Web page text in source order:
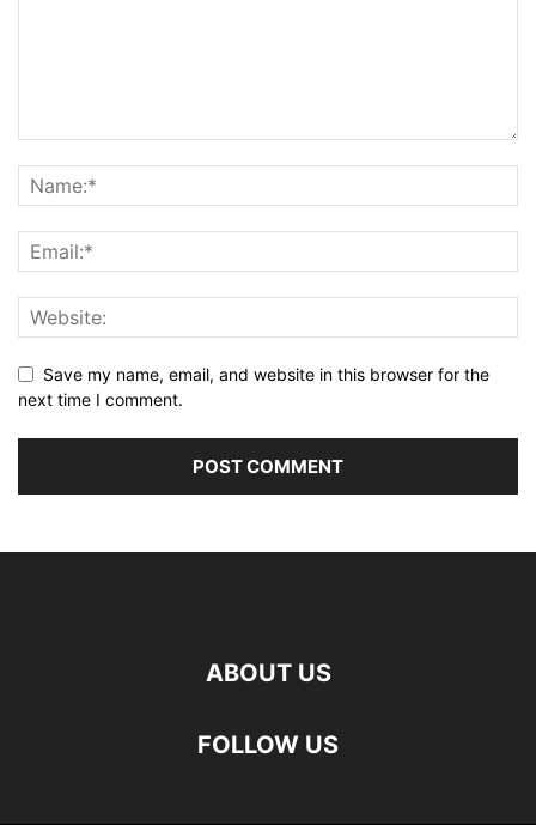
Save my name, email, and website in this browser for the
next time I comment.
ABOUT US
FOLLOW US